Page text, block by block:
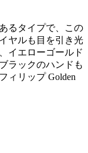
るタイプで、この
ヤルも目を引き光
イエローゴールド
ラックのハンドも
ィリップ Golden